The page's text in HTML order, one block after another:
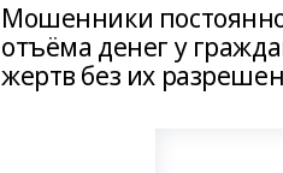
Мошенники
отъёма денег у
жертв без их